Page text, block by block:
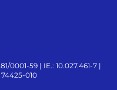
0001-59 | IE.: 10.027.461-7 |
010